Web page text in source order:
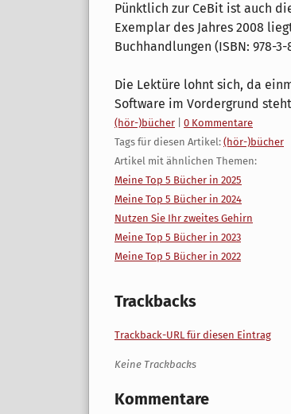
Pünktlich zur CeBit ist auch
Exemplar des Jahres 2008
Buchhandlungen (ISBN: 978-
Die Lektüre lohnt sich, da
Software im Vordergrund
Kategorien:
(hör-)bücher
0 Kommentare
Tags für diesen Artikel: (hör-)bücher
Artikel mit ähnlichen Themen:
Meine Top 5 Bücher in 2025
Meine Top 5 Bücher in 2024
Nutzen Sie Ihr zweites Gehirn
Meine Top 5 Bücher in 2023
Meine Top 5 Bücher in 2022
Trackbacks
Trackback-URL für diesen Eintrag
Keine Trackbacks
Kommentare